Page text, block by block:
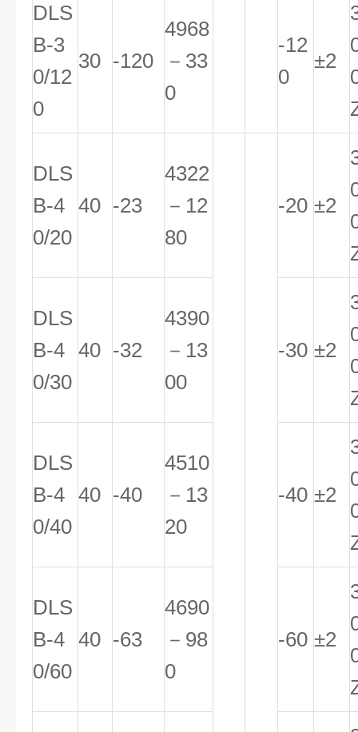
DLS
B-3
0/12
0
30 -120
4968
－33
0
-12
0
±2
DLS
B-4
0/20
40 -23
4322
－12
80
-20 ±2
DLS
B-4
0/30
40 -32
4390
－13
00
-30 ±2
DLS
B-4
0/40
40 -40
4510
－13
20
-40 ±2
DLS
B-4
0/60
40 -63
4690
－98
0
-60 ±2